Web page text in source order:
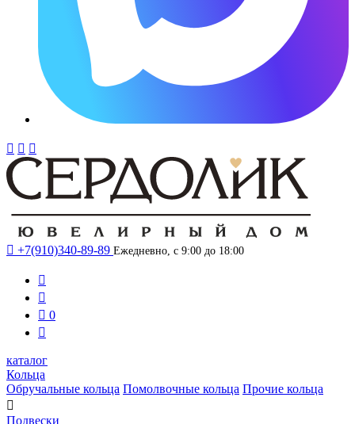
  
 +7(910)340-89-89 Ежедневно, с 9:00 до 18:00


 0

каталог
Кольца
Обручальные кольца Помолвочные кольца Прочие кольца

Подвески